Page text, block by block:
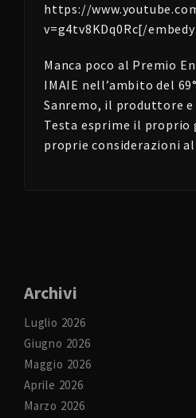
https://
v=g4tv8KDq0Rc[/
Manca poco al Premio
IMAIE nell’ambito del
Sanremo, il produttore e
Testa esprime il proprio
proprie considerazioni
Archivi
Luglio 2026
Giugno 2026
Maggio 2026
Aprile 2026
Marzo 2026